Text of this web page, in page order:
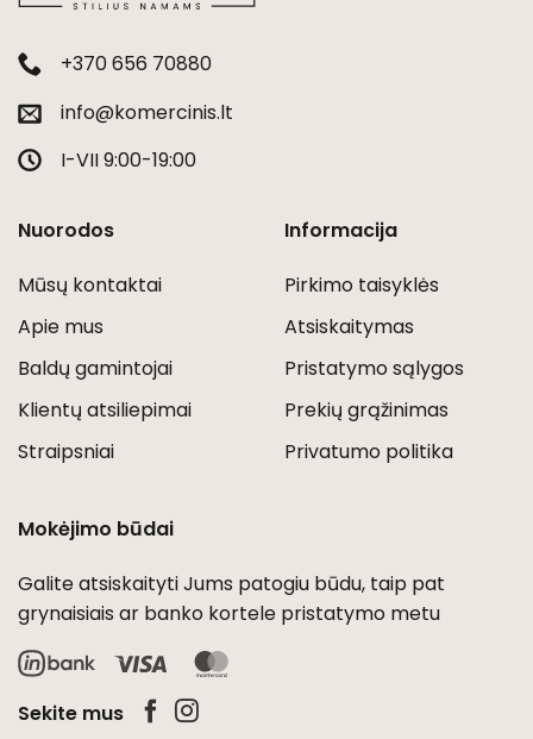
+370 656 70880
info@komercinis.lt
I-VII 9:00-19:00
Nuorodos
Mūsų kontaktai
Apie mus
Baldų gamintojai
Klientų atsiliepimai
Straipsniai
Informacija
Pirkimo taisyklės
Atsiskaitymas
Pristatymo sąlygos
Prekių grąžinimas
Privatumo politika
Mokėjimo būdai
Galite atsiskaityti Jums patogiu būdu, taip pat
grynaisiais ar banko kortele pristatymo metu
Visa
Sekite mus